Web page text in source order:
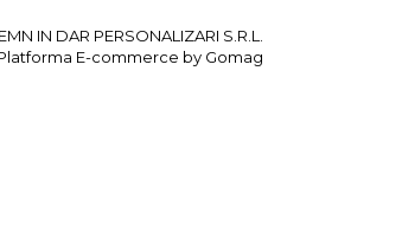
IN DAR PERSONALIZARI S.R.L.
E-commerce by Gomag